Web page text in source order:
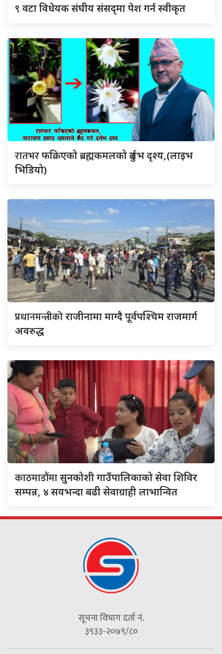
९ वटा विधेयक संघीय संसद्‌मा पेश गर्न स्वीकृत
रातभरफक्रिएको ब्रह्मकमलको दुर्लभ दृश्य,(लाइभ
भिडियो)
प्रधानमन्त्रीकोराजीनामा माग्दै पूर्वपश्चिम राजमार्ग
अवरुद्ध
काठमाडौंमासुनकोशी गाउँपालिकाको सेवा शिविर
सम्पन्न, ४ सयभन्दा बढी सेवाग्राही लाभान्वित
सूचना विभाग दर्ता नं.
३९३३-२०७९/८०